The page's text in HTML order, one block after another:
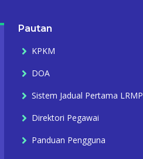
Pautan
KPKM
DOA
Sistem Jadual Pertama LRMP
Direktori Pegawai
Panduan Pengguna